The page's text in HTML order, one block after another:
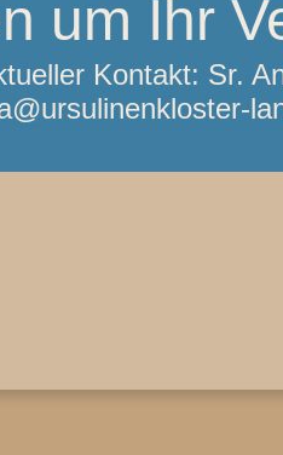
um Ihr
Kontakt: Sr.